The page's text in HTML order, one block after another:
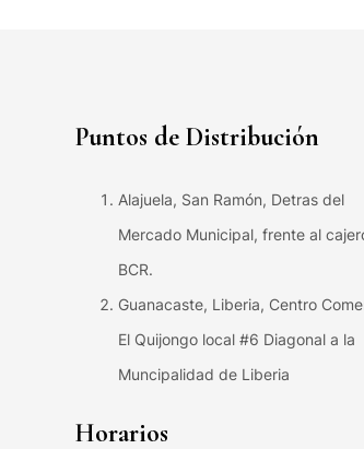
Puntos de Distribución
Alajuela, San Ramón, Detras del
Mercado Municipal, frente al
BCR.
Guanacaste, Liberia, Centro
El Quijongo local #6 Diagonal a la
Muncipalidad de Liberia
Horarios